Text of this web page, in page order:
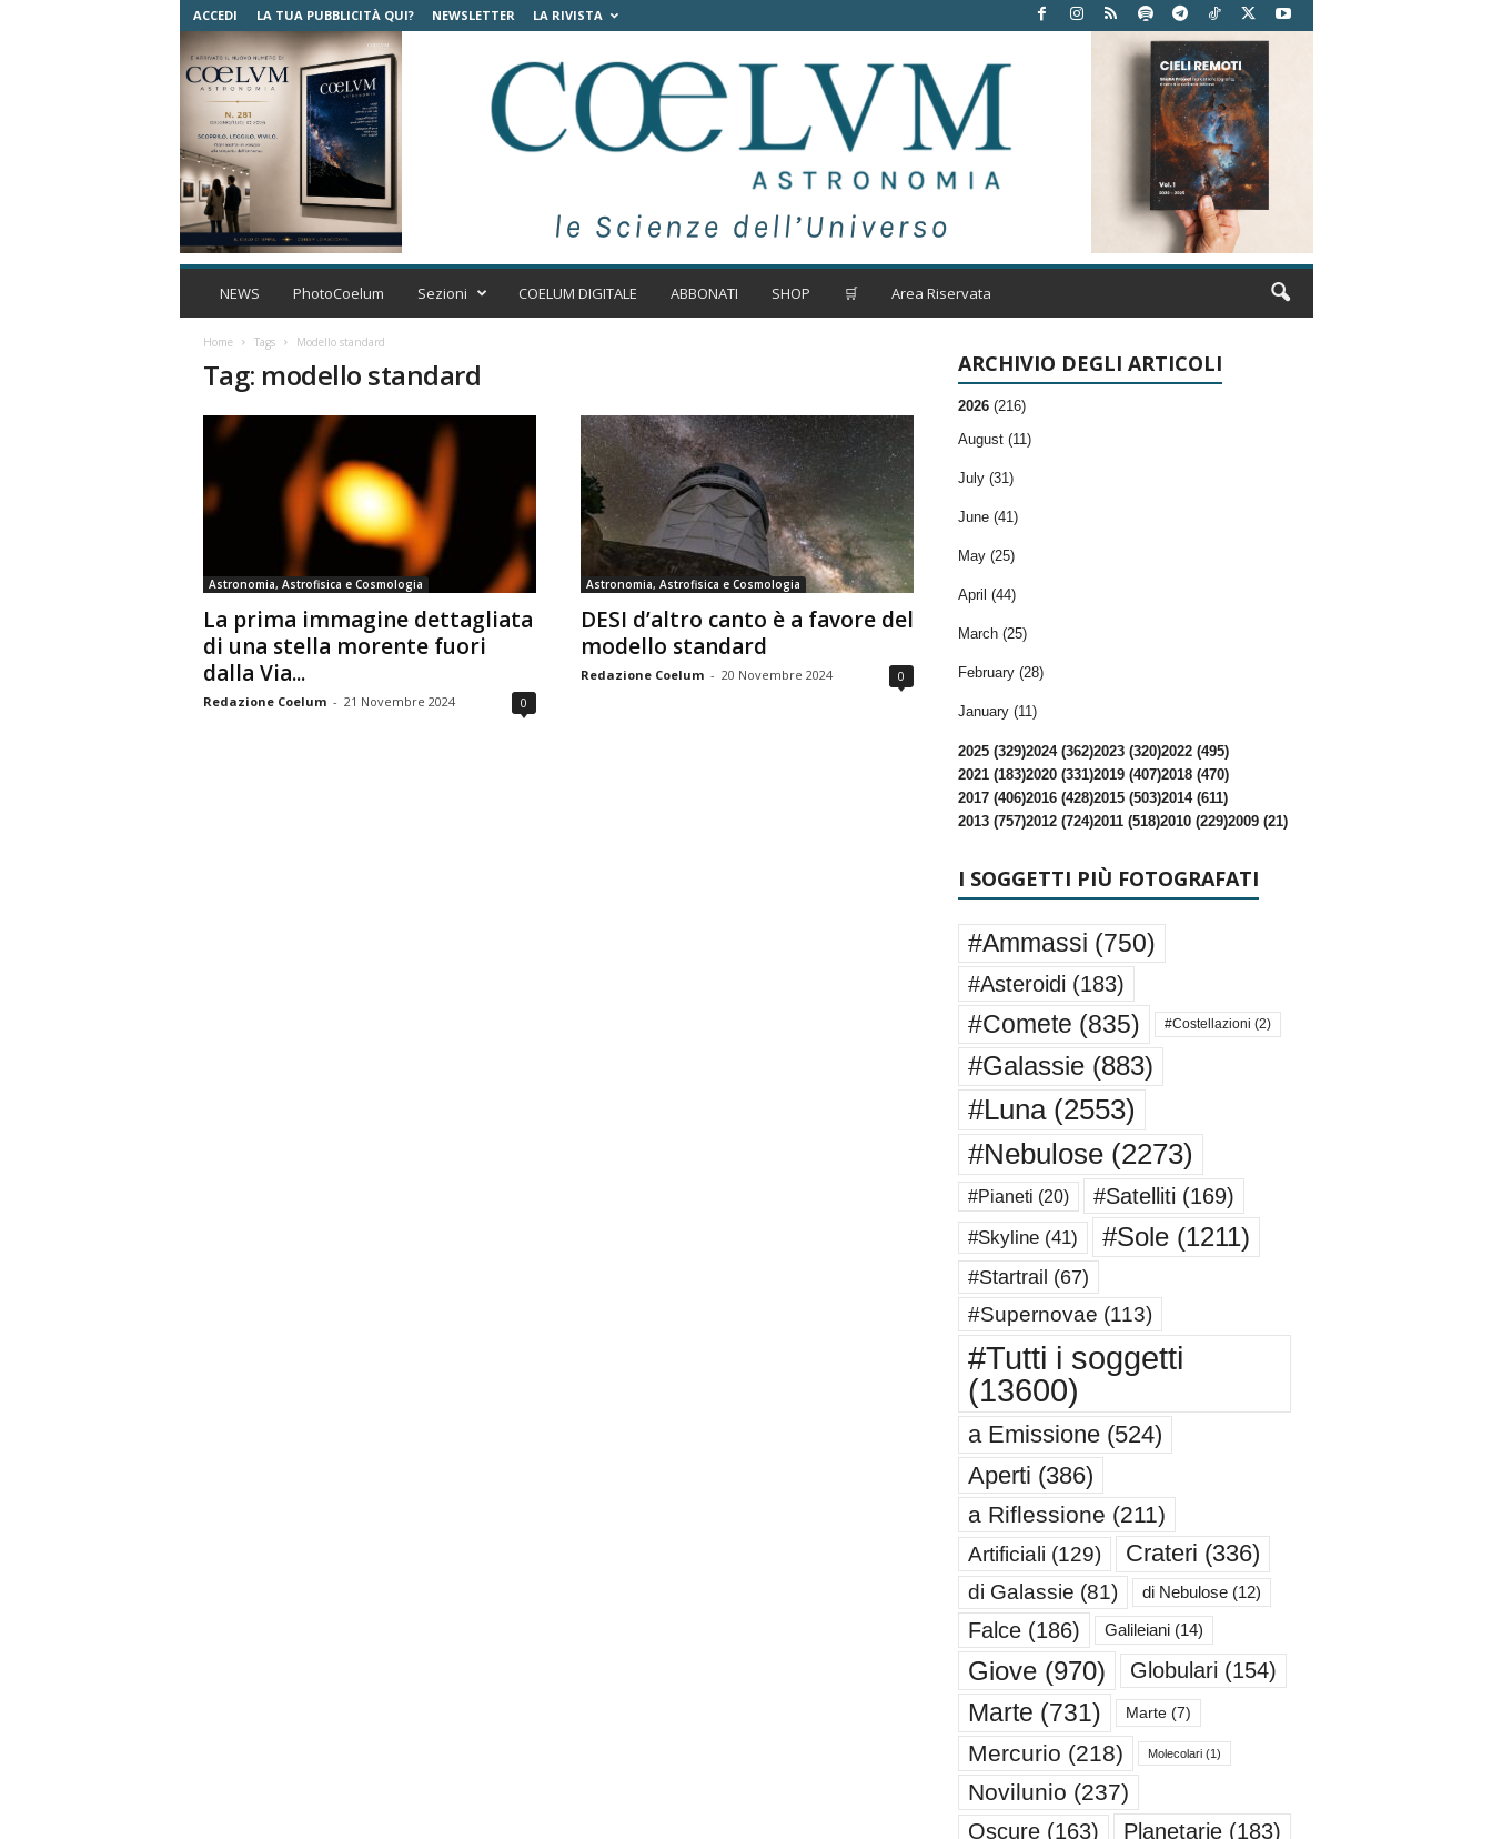
ACCEDI LA TUA PUBBLICITÀ QUI? NEWSLETTER LA RIVISTA
C
m
r
o
o
m
i
a
NEWS PhotoCoelum Sezioni COELUM DIGITALE ABBONATI SHOP 🛒 Area Riservata
Home Tags Modello standard
Tag: modello standard
Astronomia, Astrofisica e Cosmologia
La prima immagine dettagliata
di una stella morente fuori
dalla Via...
Redazione Coelum - 21 Novembre 2024 0
Astronomia, Astrofisica e Cosmologia
DESI d’altro canto è a favore del
modello standard
Redazione Coelum - 20 Novembre 2024 0
ARCHIVIO DEGLI ARTICOLI
2026 (216)
August (11)
July (31)
June (41)
May (25)
April (44)
March (25)
February (28)
January (11)
2025 (329)2024 (362)2023 (320)2022 (495)
2021 (183)2020 (331)2019 (407)2018 (470)
2017 (406)2016 (428)2015 (503)2014 (611)
2013 (757)2012 (724)2011 (518)2010 (229)2009 (21)
I SOGGETTI PIÙ FOTOGRAFATI
#Ammassi (750)
#Asteroidi (183)
#Comete (835) #Costellazioni (2)
#Galassie(883)
#Luna(2553)
#Nebulose(2273)
#Pianeti (20) #Satelliti (169)
#Skyline(41) #Sole(1211)
#Startrail (67)
#Supernovae (113)
#Tutti i soggetti
(13600)
a Emissione(524)
Aperti (386)
a Riflessione (211)
Artificiali (129) Crateri (336)
di Galassie (81) di Nebulose(12)
Falce(186) Galileiani(14)
Giove(970) Globulari (154)
Marte (731) Marte(7)
Mercurio (218) Molecolari(1)
Novilunio (237)
Oscure(163) Planetarie(183)